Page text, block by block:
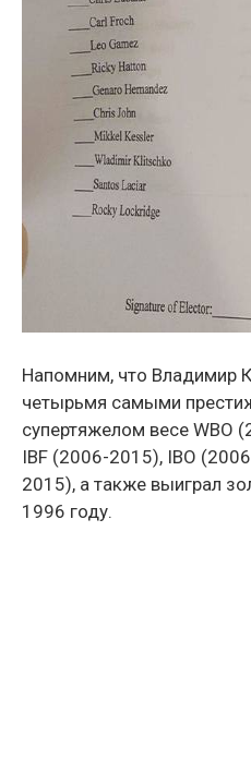
Напомним, что Владимир
четырьмя самыми
супертяжелом весе WBO
IBF (2006-2015), IBO
2015), а также выиграл
1996 году.